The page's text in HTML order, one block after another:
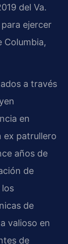
del Va.
ejercer
Columbia,
a través
en
ex patrullero
años de
de
de
valioso en
de